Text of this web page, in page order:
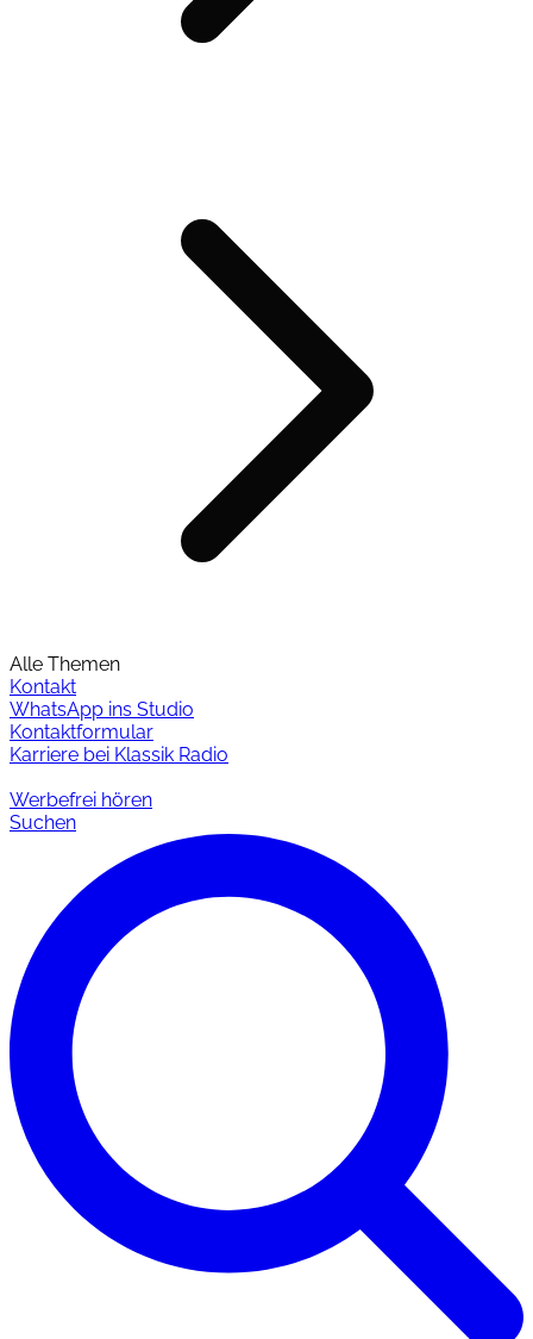
Alle Themen
Kontakt
WhatsApp ins Studio
Kontaktformular
Karriere bei Klassik Radio
Werbefrei hören
Suchen